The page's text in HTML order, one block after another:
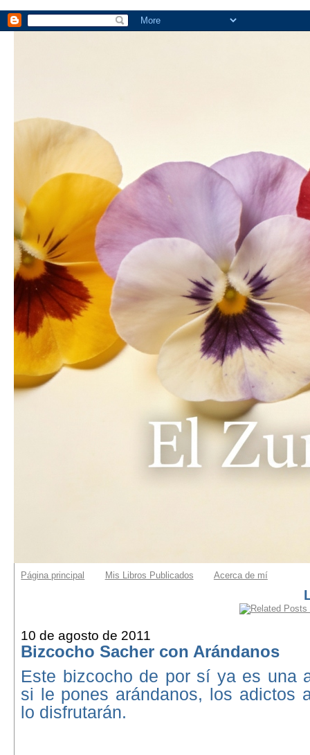
Página principal Mis Libros Publicados Acerca de mí
10 de agosto de 2011
Bizcocho Sacher con Arándanos
Este bizcocho de por sí ya es una
si le pones arándanos, los adictos
lo disfrutarán.